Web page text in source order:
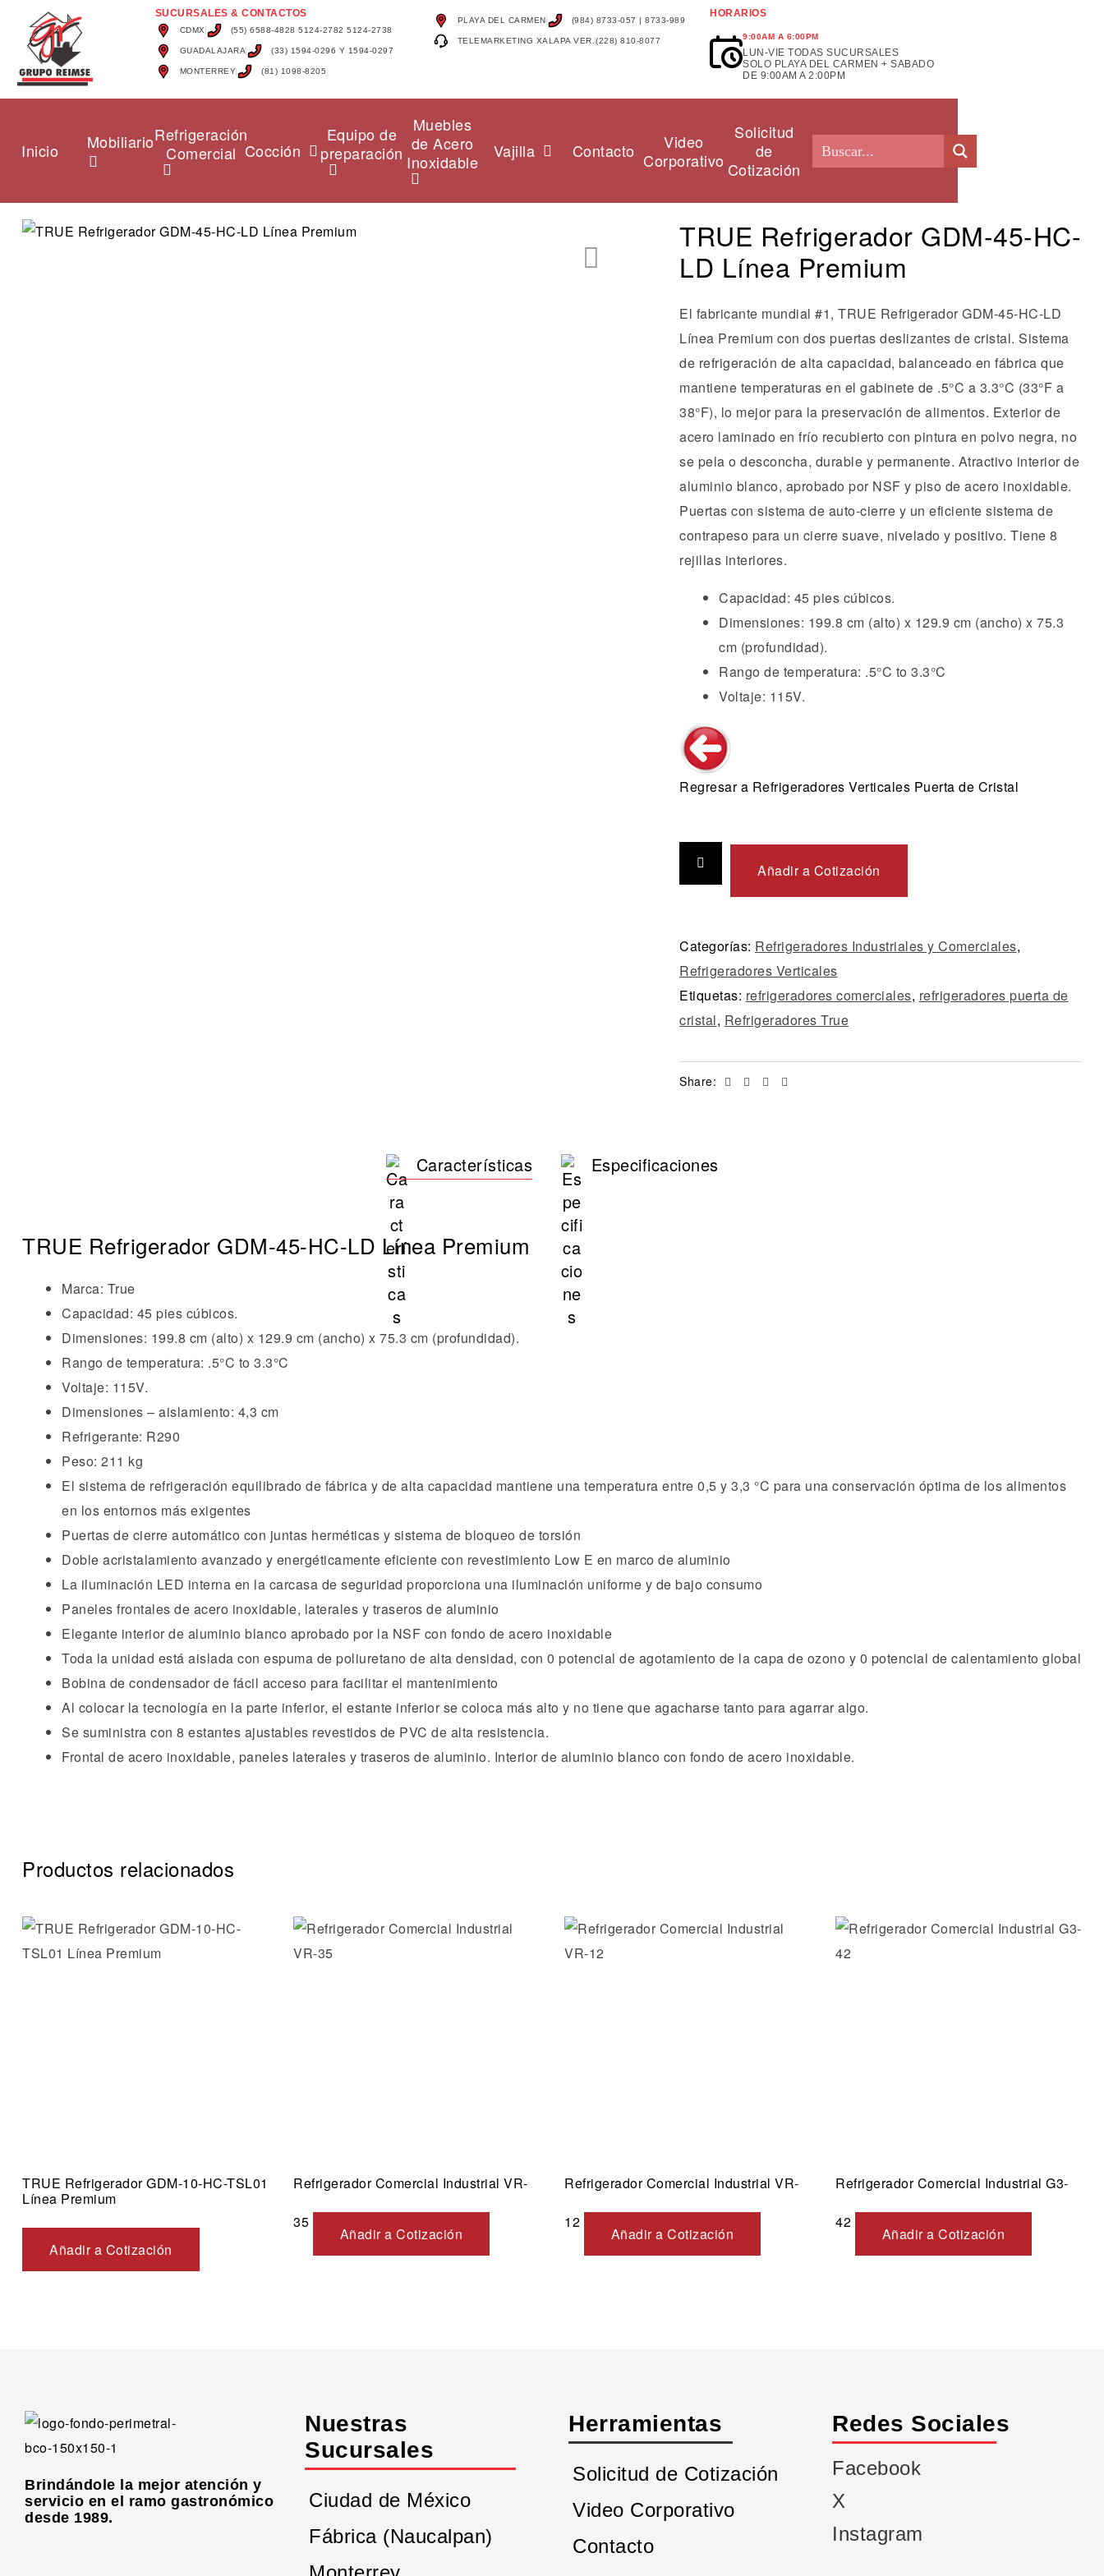
SUCURSALES & CONTACTOS
CDMX (55) 6588-4828 5124-2782 5124-2738
GUADALAJARA (33) 1594-0296 Y 1594-0297
MONTERREY (81) 1098-8205
PLAYA DEL CARMEN (984) 8733-057 | 8733-989
TELEMARKETING XALAPA VER. (228) 810-8077
HORARIOS
9:00AM A 6:00PM
LUN-VIE TODAS SUCURSALES
SOLO PLAYA DEL CARMEN + SABADO
DE 9:00AM A 2:00PM
Inicio MobiliarioRefrigeración
Comercial Cocción
Equipo de
preparación
Muebles
de Acero
Inoxidable
Vajilla Contacto
Video
Corporativo
Solicitud
de
Cotización
TRUE Refrigerador GDM-45-HC-
LD Línea Premium
El fabricante mundial #1, TRUE Refrigerador GDM-45-HC-LD
Línea Premium con dos puertas deslizantes de cristal. Sistema
de refrigeración de alta capacidad, balanceado en fábrica que
mantiene temperaturas en el gabinete de .5°C a 3.3°C (33°F a
38°F), lo mejor para la preservación de alimentos. Exterior de
acero laminado en frío recubierto con pintura en polvo negra, no
se pela o desconcha, durable y permanente. Atractivo interior de
aluminio blanco, aprobado por NSF y piso de acero inoxidable.
Puertas con sistema de auto-cierre y un eficiente sistema de
contrapeso para un cierre suave, nivelado y positivo. Tiene 8
rejillas interiores.
Capacidad: 45 pies cúbicos.
Dimensiones: 199.8 cm (alto) x 129.9 cm (ancho) x 75.3
cm (profundidad).
Rango de temperatura: .5°C to 3.3°C
Voltaje: 115V.
Regresar a Refrigeradores Verticales Puerta de Cristal
Añadir a Cotización
Categorías: Refrigeradores Industriales y Comerciales,
Refrigeradores Verticales
Etiquetas: refrigeradores comerciales, refrigeradores puerta de
cristal, Refrigeradores True
Share: Facebook
TwitterLinkedin
Características Especificaciones
TRUE Refrigerador GDM-45-HC-LD Línea Premium
Marca: True
Capacidad: 45 pies cúbicos.
Dimensiones: 199.8 cm (alto) x 129.9 cm (ancho) x 75.3 cm (profundidad).
Rango de temperatura: .5°C to 3.3°C
Voltaje: 115V.
Dimensiones – aislamiento: 4,3 cm
Refrigerante: R290
Peso: 211 kg
El sistema de refrigeración equilibrado de fábrica y de alta capacidad mantiene una temperatura entre 0,5 y 3,3 °C para una conservación óptima de los alimentos
en los entornos más exigentes
Puertas de cierre automático con juntas herméticas y sistema de bloqueo de torsión
Doble acristalamiento avanzado y energéticamente eficiente con revestimiento Low E en marco de aluminio
La iluminación LED interna en la carcasa de seguridad proporciona una iluminación uniforme y de bajo consumo
Paneles frontales de acero inoxidable, laterales y traseros de aluminio
Elegante interior de aluminio blanco aprobado por la NSF con fondo de acero inoxidable
Toda la unidad está aislada con espuma de poliuretano de alta densidad, con 0 potencial de agotamiento de la capa de ozono y 0 potencial de calentamiento global
Bobina de condensador de fácil acceso para facilitar el mantenimiento
Al colocar la tecnología en la parte inferior, el estante inferior se coloca más alto y no tiene que agacharse tanto para agarrar algo.
Se suministra con 8 estantes ajustables revestidos de PVC de alta resistencia.
Frontal de acero inoxidable, paneles laterales y traseros de aluminio. Interior de aluminio blanco con fondo de acero inoxidable.
Productos relacionados
Añadir a la lista de deseos
TRUE Refrigerador GDM-10-HC-TSL01
Línea Premium
Añadir a Cotización
Añadir a la lista de deseos
Refrigerador Comercial Industrial VR-
35
Añadir a Cotización
Añadir a la lista de deseos
Refrigerador Comercial Industrial VR-
12
Añadir a Cotización
Refrigerador Comercial Industrial G3-
42
Añadir a Cotización
Brindándole la mejor atención y
servicio en el ramo gastronómico
desde 1989.
Nuestras
Sucursales
Ciudad de México
Fábrica (Naucalpan)
Herramientas
Solicitud de Cotización
Video Corporativo
Contacto
Redes Sociales
Facebook
X
Instagram